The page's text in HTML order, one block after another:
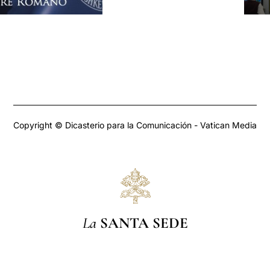
Copyright © Dicasterio para la Comunicación - Vatican Media
La SANTA SEDE